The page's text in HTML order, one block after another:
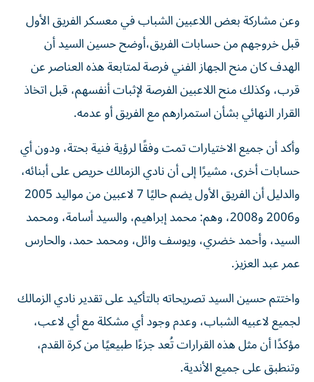
وعن مشاركة بعض اللاعبين الشباب في معسكر الفريق الأول
قبل خروجهم من حسابات الفريق،أوضح حسين السيد أن
الهدف كان منح الجهاز الفني فرصة لمتابعة هذه العناصر عن
قرب، وكذلك منح اللاعبين الفرصة لإثبات أنفسهم، قبل اتخاذ
القرار النهائي بشأن استمرارهم مع الفريق أو عدمه.
وأكد أن جميع الاختيارات تمت وفقًا لرؤية فنية بحتة، ودون أي
حسابات أخرى، مشيرًا إلى أن نادي الزمالك حريص على أبنائه،
والدليل أن الفريق الأول يضم حاليًا 7 لاعبين من مواليد 2005
و2006 و2008، وهم: محمد إبراهيم، والسيد أسامة، ومحمد
السيد، وأحمد خضري، ويوسف وائل، ومحمد حمد، والحارس
عمر عبد العزيز.
واختتم حسين السيد تصريحاته بالتأكيد على تقدير نادي الزمالك
لجميع لاعبيه الشباب، وعدم وجود أي مشكلة مع أي لاعب،
مؤكدًا أن مثل هذه القرارات تُعد جزءًا طبيعيًا من كرة القدم،
وتنطبق على جميع الأندية.